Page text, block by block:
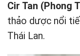
Cir Tan (Phong
thảo dược nổi
Thái Lan.